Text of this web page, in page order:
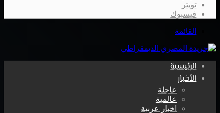
تويتر
فيسبوك
القائمة
الرئيسية
الأخبار
عاجلة
عالمية
اخبار عربية